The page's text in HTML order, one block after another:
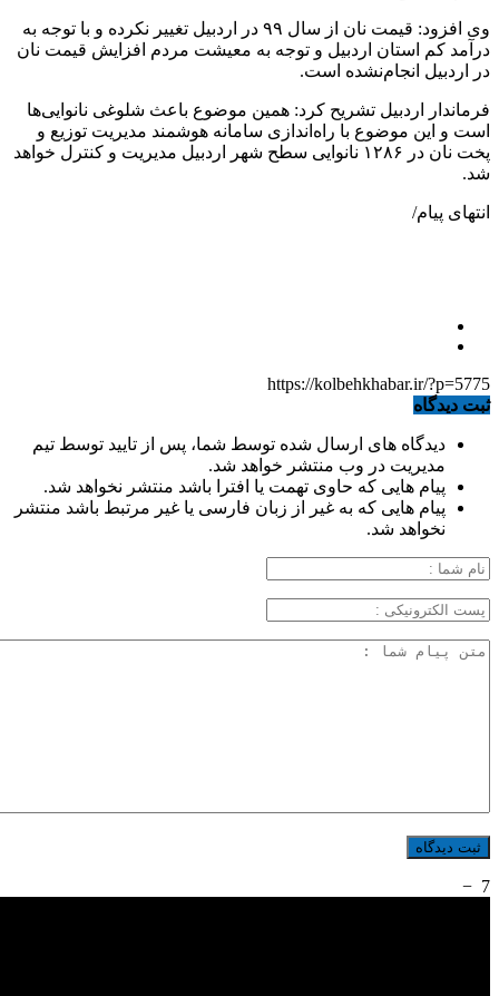
وی افزود: قیمت نان از سال ۹۹ در اردبیل تغییر نکرده و با توجه به
درآمد کم استان اردبیل و توجه به معیشت مردم افزایش قیمت نان
در اردبیل انجام‌نشده است.
فرماندار اردبیل تشریح کرد: همین موضوع باعث شلوغی نانوایی‌ها
است و این موضوع با راه‌اندازی سامانه هوشمند مدیریت توزیع و
پخت نان در ۱۲۸۶ نانوایی سطح شهر اردبیل مدیریت و کنترل خواهد
شد.
انتهای پیام/
https://kolbehkhabar.ir/?p=5775
ثبت دیدگاه
دیدگاه های ارسال شده توسط شما، پس از تایید توسط تیم
مدیریت در وب منتشر خواهد شد.
پیام هایی که حاوی تهمت یا افترا باشد منتشر نخواهد شد.
پیام هایی که به غیر از زبان فارسی یا غیر مرتبط باشد منتشر
نخواهد شد.
7
−